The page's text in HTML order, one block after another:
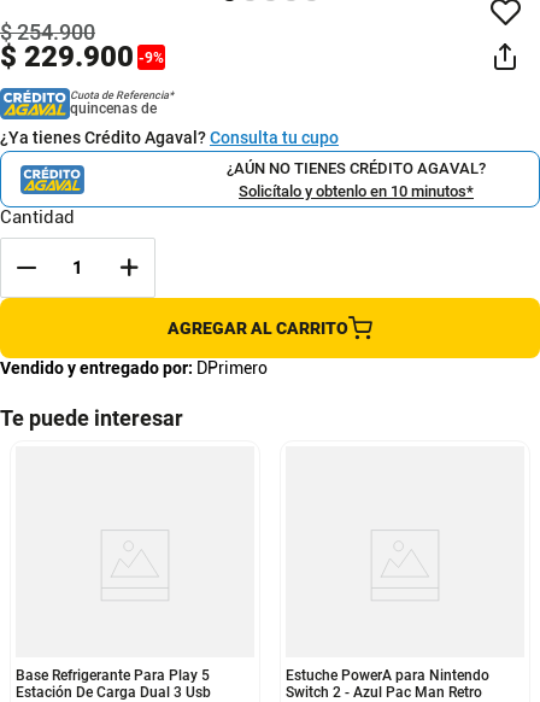
$ 229.900 -9%
$254.900
Cuota de Referencia*
quincenas de
¿Ya tienes Crédito Agaval?Consulta tu cupo
¿AÚN NO TIENES CRÉDITO AGAVAL?
Solicítalo y obtenlo en 10 minutos*
Cantidad
AGREGAR AL CARRITO
Vendido y entregado por: DPrimero
Te puede interesar
Base Refrigerante Para Play 5
Estación De Carga Dual 3 Usb
Estuche PowerA para Nintendo
Switch 2 - Azul Pac Man Retro